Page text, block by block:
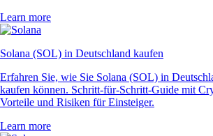
Learn more
Solana (SOL) in Deutschland kaufen
Erfahren Sie, wie Sie Solana (SOL) in
kaufen können. Schritt-für-Schritt-Guide mit
Vorteile und Risiken für Einsteiger.
Learn more